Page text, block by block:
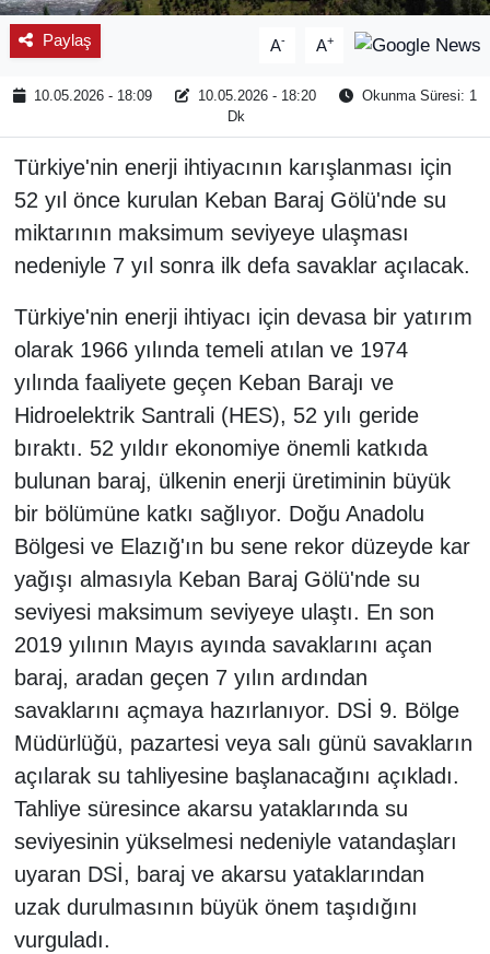
Paylaş A- A+
10.05.2026 - 18:09 10.05.2026 - 18:20
Okunma Süresi: 1
Dk
Türkiye'nin enerji ihtiyacının karışlanması için
52 yıl önce kurulan Keban Baraj Gölü'nde su
miktarının maksimum seviyeye ulaşması
nedeniyle 7 yıl sonra ilk defa savaklar açılacak.
Türkiye'nin enerji ihtiyacı için devasa bir yatırım
olarak 1966 yılında temeli atılan ve 1974
yılında faaliyete geçen Keban Barajı ve
Hidroelektrik Santrali (HES), 52 yılı geride
bıraktı. 52 yıldır ekonomiye önemli katkıda
bulunan baraj, ülkenin enerji üretiminin büyük
bir bölümüne katkı sağlıyor. Doğu Anadolu
Bölgesi ve Elazığ'ın bu sene rekor düzeyde kar
yağışı almasıyla Keban Baraj Gölü'nde su
seviyesi maksimum seviyeye ulaştı. En son
2019 yılının Mayıs ayında savaklarını açan
baraj, aradan geçen 7 yılın ardından
savaklarını açmaya hazırlanıyor. DSİ 9. Bölge
Müdürlüğü, pazartesi veya salı günü savakların
açılarak su tahliyesine başlanacağını açıkladı.
Tahliye süresince akarsu yataklarında su
seviyesinin yükselmesi nedeniyle vatandaşları
uyaran DSİ, baraj ve akarsu yataklarından
uzak durulmasının büyük önem taşıdığını
vurguladı.